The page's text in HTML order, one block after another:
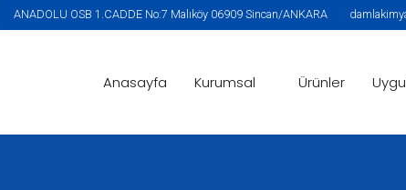
ANADOLU OSB 1.CADDE No:7 Malıköy 06909 Sincan/ANKARA
Anasayfa Kurumsal Ürünler